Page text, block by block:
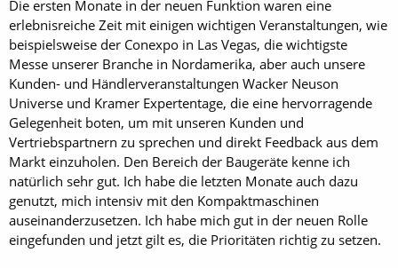
Die ersten Monate in der neuen Funktion waren eine
erlebnisreiche Zeit mit einigen wichtigen Veranstaltungen, wie
beispielsweise der Conexpo in Las Vegas, die wichtigste
Messe unserer Branche in Nordamerika, aber auch unsere
Kunden- und Händlerveranstaltungen Wacker Neuson
Universe und Kramer Expertentage, die eine hervorragende
Gelegenheit boten, um mit unseren Kunden und
Vertriebspartnern zu sprechen und direkt Feedback aus dem
Markt einzuholen. Den Bereich der Baugeräte kenne ich
natürlich sehr gut. Ich habe die letzten Monate auch dazu
genutzt, mich intensiv mit den Kompaktmaschinen
auseinanderzusetzen. Ich habe mich gut in der neuen Rolle
eingefunden und jetzt gilt es, die Prioritäten richtig zu setzen.